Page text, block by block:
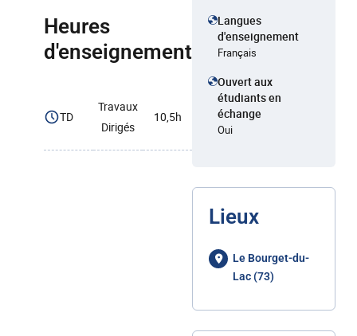
Heures
d'enseignement
TD
Travaux
Dirigés
10,5h
Langues
d'enseignement
Français
Ouvert aux
étudiants en
échange
Oui
Lieux
Le Bourget-du-
Lac (73)